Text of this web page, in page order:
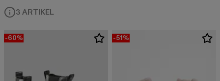
3 ARTIKEL
-60% -51%